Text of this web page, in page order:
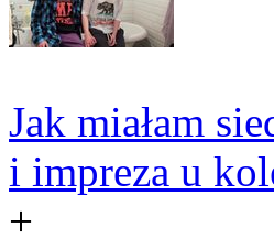
Jak miałam
i impreza u
+